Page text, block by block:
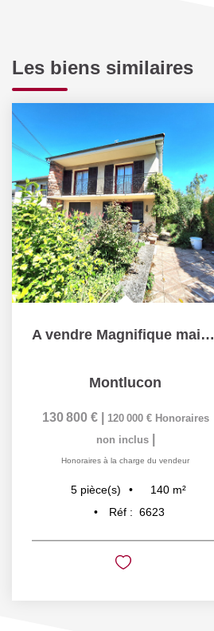
Les biens similaires
A vendre Magnifique maison de 140m2 idéalement située à...
Montlucon
130 800 € 120 000 € Honoraires
non inclus
Honoraires à la charge du vendeur
5 pièce(s) 140 m²
Réf : 6623